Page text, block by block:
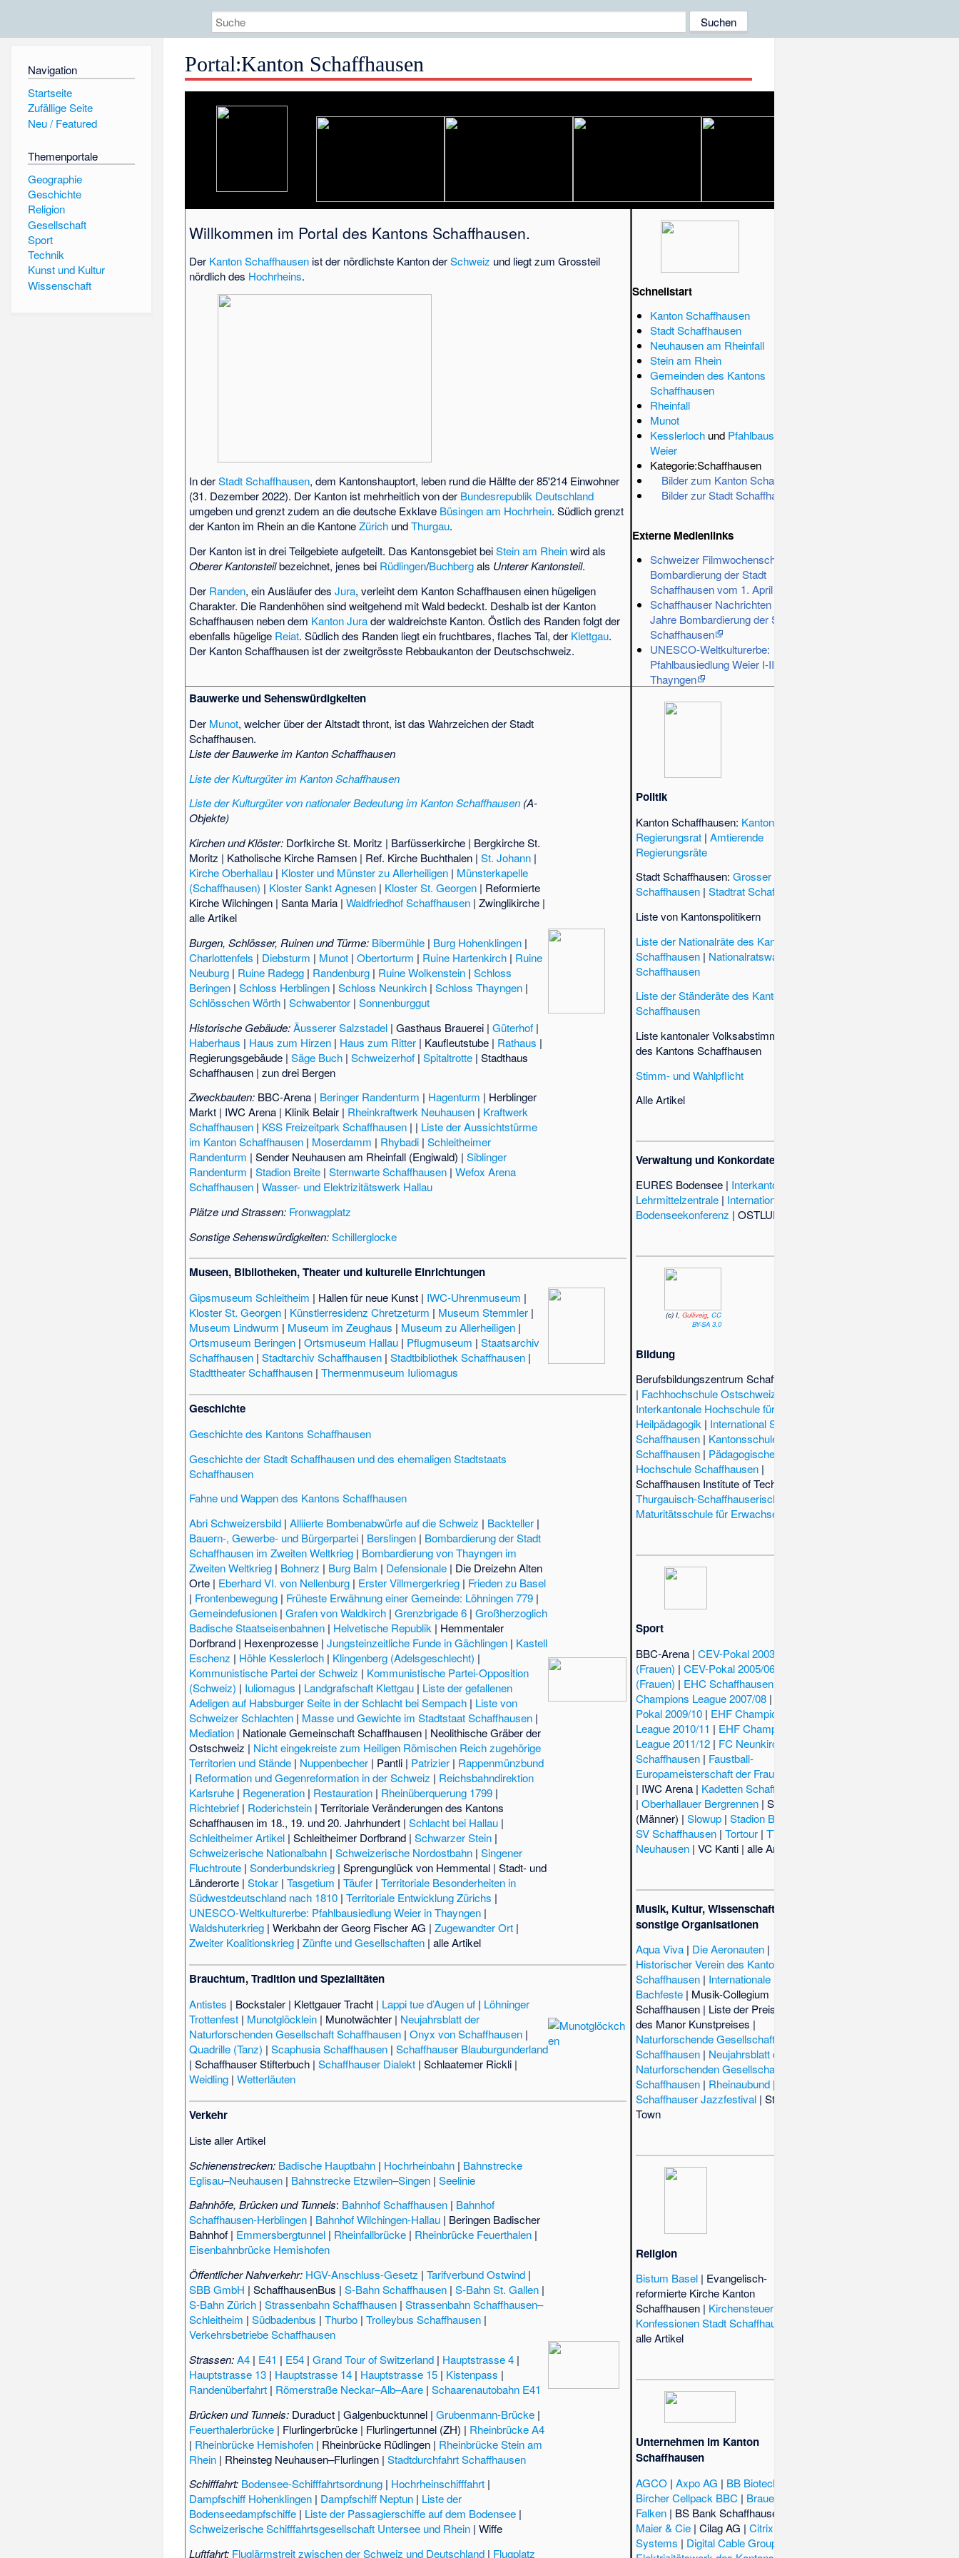
Navigation
Startseite
Zufällige Seite
Neu / Featured
Themenportale
Geographie
Geschichte
Religion
Gesellschaft
Sport
Technik
Kunst und Kultur
Wissenschaft
Portal:Kanton Schaffhausen
Willkommen im Portal des Kantons Schaffhausen.
Der Kanton Schaffhausen ist der nördlichste Kanton derSchweiz und liegt zum Grossteil
nördlich des Hochrheins.
In derStadt Schaffhausen, dem Kantonshauptort, leben rund die Hälfte der 85'214 Einwohner
(31. Dezember 2022). Der Kanton ist mehrheitlich von der Bundesrepublik Deutschland
umgeben und grenzt zudem an die deutsche Exklave Büsingen am Hochrhein. Südlich grenzt
der Kanton im Rhein an die KantoneZürich undThurgau.
Der Kanton ist in drei Teilgebiete aufgeteilt. Das Kantonsgebiet beiStein am Rheinwird als
Oberer Kantonsteilbezeichnet, jenes bei Rüdlingen/Buchbergals Unterer Kantonsteil.
Der Randen, ein Ausläufer desJura, verleiht dem Kanton Schaffhausen einen hügeligen
Charakter. Die Randenhöhen sind weitgehend mit Wald bedeckt. Deshalb ist der Kanton
Schaffhausen neben dem Kanton Jurader waldreichste Kanton. Östlich des Randen folgt der
ebenfalls hügelige Reiat. Südlich des Randen liegt ein fruchtbares, flaches Tal, der Klettgau.
Der Kanton Schaffhausen ist der zweitgrösste Rebbaukanton der Deutschschweiz.
Schnellstart
Kanton Schaffhausen
Stadt Schaffhausen
Neuhausen am Rheinfall
Stein am Rhein
Gemeinden des Kantons
Schaffhausen
Rheinfall
Munot
Kesslerlochund Pfahlbausiedlung
Weier
Kategorie:Schaffhausen
Bilder zum Kanton Schaffhausen
Bilder zur Stadt Schaffhausen
Externe Medienlinks
Schweizer Filmwochenschau:
Bombardierung der Stadt
Schaffhausen vom 1. April 1944
Schaffhauser Nachrichten 2014: 70
Jahre Bombardierung der Stadt
Schaffhausen
UNESCO-Weltkulturerbe:
Pfahlbausiedlung Weier I-III in
Thayngen
Bauwerke und Sehenswürdigkeiten
Der Munot, welcher über der Altstadt thront, ist das Wahrzeichen der Stadt
Schaffhausen.
Liste der Bauwerke im Kanton Schaffhausen
Liste der Kulturgüter im Kanton Schaffhausen
Liste der Kulturgüter von nationaler Bedeutung im Kanton Schaffhausen (A-
Objekte)
Kirchen und Klöster: Dorfkirche St. Moritz | Barfüsserkirche | Bergkirche St.
Moritz | Katholische Kirche Ramsen | Ref. Kirche Buchthalen |St. Johann |
Kirche Oberhallau | Kloster und Münster zu Allerheiligen | Münsterkapelle
(Schaffhausen) | Kloster Sankt Agnesen | Kloster St. Georgen | Reformierte
Kirche Wilchingen |Santa Maria |Waldfriedhof Schaffhausen |Zwinglikirche |
alle Artikel
Burgen, Schlösser, Ruinen und Türme: Bibermühle | Burg Hohenklingen |
Charlottenfels | Diebsturm | Munot |Obertorturm | Ruine Hartenkirch | Ruine
Neuburg | Ruine Radegg | Randenburg | Ruine Wolkenstein |Schloss
Beringen |Schloss Herblingen |Schloss Neunkirch |Schloss Thayngen |
Schlösschen Wörth |Schwabentor |Sonnenburggut
Historische Gebäude: Äusserer Salzstadel |Gasthaus Brauerei |Güterhof |
Haberhaus | Haus zum Hirzen | Haus zum Ritter | Kaufleutstube | Rathaus |
Regierungsgebäude |Säge Buch |Schweizerhof |Spitaltrotte |Stadthaus
Schaffhausen |zun drei Bergen
Zweckbauten: BBC-Arena | Beringer Randenturm | Hagenturm | Herblinger
Markt | IWC Arena | Klinik Belair | Rheinkraftwerk Neuhausen | Kraftwerk
Schaffhausen | KSS Freizeitpark Schaffhausen | | Liste der Aussichtstürme
im Kanton Schaffhausen | Moserdamm | Rhybadi |Schleitheimer
Randenturm |Sender Neuhausen am Rheinfall (Engiwald) |Siblinger
Randenturm |Stadion Breite |Sternwarte Schaffhausen |Wefox Arena
Schaffhausen |Wasser- und Elektrizitätswerk Hallau
Plätze und Strassen: Fronwagplatz
Sonstige Sehenswürdigkeiten: Schillerglocke
Museen, Bibliotheken, Theater und kulturelle Einrichtungen
Gipsmuseum Schleitheim | Hallen für neue Kunst | IWC-Uhrenmuseum |
Kloster St. Georgen | Künstlerresidenz Chretzeturm | Museum Stemmler |
Museum Lindwurm | Museum im Zeughaus | Museum zu Allerheiligen |
Ortsmuseum Beringen |Ortsmuseum Hallau | Pflugmuseum |Staatsarchiv
Schaffhausen |Stadtarchiv Schaffhausen |Stadtbibliothek Schaffhausen |
Stadttheater Schaffhausen |Thermenmuseum Iuliomagus
Geschichte
Geschichte des Kantons Schaffhausen
Geschichte der Stadt Schaffhausen und des ehemaligen Stadtstaats
Schaffhausen
Fahne und Wappen des Kantons Schaffhausen
Abri Schweizersbild |Alliierte Bombenabwürfe auf die Schweiz | Backteller |
Bauern-, Gewerbe- und Bürgerpartei | Berslingen | Bombardierung der Stadt
Schaffhausen im Zweiten Weltkrieg | Bombardierung von Thayngen im
Zweiten Weltkrieg | Bohnerz | Burg Balm | Defensionale | Die Dreizehn Alten
Orte | Eberhard VI. von Nellenburg | Erster Villmergerkrieg | Frieden zu Basel
| Frontenbewegung | Früheste Erwähnung einer Gemeinde: Löhningen 779 |
Gemeindefusionen |Grafen von Waldkirch |Grenzbrigade 6 |Großherzoglich
Badische Staatseisenbahnen | Helvetische Republik | Hemmentaler
Dorfbrand | Hexenprozesse |Jungsteinzeitliche Funde in Gächlingen | Kastell
Eschenz | Höhle Kesslerloch | Klingenberg (Adelsgeschlecht) |
Kommunistische Partei der Schweiz | Kommunistische Partei-Opposition
(Schweiz) | Iuliomagus | Landgrafschaft Klettgau | Liste der gefallenen
Adeligen auf Habsburger Seite in der Schlacht bei Sempach | Liste von
Schweizer Schlachten | Masse und Gewichte im Stadtstaat Schaffhausen |
Mediation | Nationale Gemeinschaft Schaffhausen | Neolithische Gräber der
Ostschweiz | Nicht eingekreiste zum Heiligen Römischen Reich zugehörige
Territorien und Stände | Nuppenbecher | Pantli | Patrizier | Rappenmünzbund
| Reformation und Gegenreformation in der Schweiz | Reichsbahndirektion
Karlsruhe | Regeneration | Restauration | Rheinüberquerung 1799 |
Richtebrief | Roderichstein |Territoriale Veränderungen des Kantons
Schaffhausen im 18., 19. und 20. Jahrhundert |Schlacht bei Hallau |
Schleitheimer Artikel |Schleitheimer Dorfbrand |Schwarzer Stein |
Schweizerische Nationalbahn |Schweizerische Nordostbahn |Singener
Fluchtroute |Sonderbundskrieg |Sprengunglück von Hemmental |Stadt- und
Länderorte |Stokar |Tasgetium |Täufer |Territoriale Besonderheiten in
Südwestdeutschland nach 1810 |Territoriale Entwicklung Zürichs |
UNESCO-Weltkulturerbe: Pfahlbausiedlung Weier in Thayngen |
Waldshuterkrieg |Werkbahn der Georg Fischer AG |Zugewandter Ort |
Zweiter Koalitionskrieg |Zünfte und Gesellschaften |alle Artikel
Brauchtum, Tradition und Spezialitäten
Antistes | Bockstaler | Klettgauer Tracht | Lappi tue d’Augen uf | Löhninger
Trottenfest | Munotglöcklein | Munotwächter | Neujahrsblatt der
Naturforschenden Gesellschaft Schaffhausen |Onyx von Schaffhausen |
Quadrille (Tanz) |Scaphusia Schaffhausen |Schaffhauser Blauburgunderland
|Schaffhauser Stifterbuch |Schaffhauser Dialekt |Schlaatemer Rickli |
Weidling |Wetterläuten
Verkehr
Liste aller Artikel
Schienenstrecken: Badische Hauptbahn | Hochrheinbahn | Bahnstrecke
Eglisau–Neuhausen | Bahnstrecke Etzwilen–Singen |Seelinie
Bahnhöfe, Brücken und Tunnels: Bahnhof Schaffhausen | Bahnhof
Schaffhausen-Herblingen | Bahnhof Wilchingen-Hallau | Beringen Badischer
Bahnhof | Emmersbergtunnel | Rheinfallbrücke | Rheinbrücke Feuerthalen |
Eisenbahnbrücke Hemishofen
Öffentlicher Nahverkehr: HGV-Anschluss-Gesetz |Tarifverbund Ostwind |
SBB GmbH |SchaffhausenBus |S-Bahn Schaffhausen |S-Bahn St. Gallen |
S-Bahn Zürich |Strassenbahn Schaffhausen |Strassenbahn Schaffhausen–
Schleitheim |Südbadenbus |Thurbo |Trolleybus Schaffhausen |
Verkehrsbetriebe Schaffhausen
Strassen: A4 | E41 | E54 |Grand Tour of Switzerland | Hauptstrasse 4 |
Hauptstrasse 13 | Hauptstrasse 14 | Hauptstrasse 15 | Kistenpass |
Randenüberfahrt | Römerstraße Neckar–Alb–Aare |Schaarenautobahn E41
Brücken und Tunnels: Duraduct |Galgenbucktunnel |Grubenmann-Brücke |
Feuerthalerbrücke | Flurlingerbrücke | Flurlingertunnel (ZH) | Rheinbrücke A4
| Rheinbrücke Hemishofen | Rheinbrücke Rüdlingen | Rheinbrücke Stein am
Rhein | Rheinsteg Neuhausen–Flurlingen |Stadtdurchfahrt Schaffhausen
Schifffahrt: Bodensee-Schifffahrtsordnung | Hochrheinschifffahrt |
Dampfschiff Hohenklingen | Dampfschiff Neptun | Liste der
Bodenseedampfschiffe | Liste der Passagierschiffe auf dem Bodensee |
Schweizerische Schifffahrtsgesellschaft Untersee und Rhein |Wiffe
Luftfahrt: Fluglärmstreit zwischen der Schweiz und Deutschland | Flugplatz
Politik
Kanton Schaffhausen: Kantonsrat
Regierungsrat |Amtierende
Regierungsräte
Stadt Schaffhausen:Grosser Stadtrat
Schaffhausen |Stadtrat Schaffhausen
Liste von Kantonspolitikern
Liste der Nationalräte des Kantons
Schaffhausen | Nationalratswahlkreis
Schaffhausen
Liste der Ständeräte des Kantons
Schaffhausen
Liste kantonaler Volksabstimmungen
des Kantons Schaffhausen
Stimm- und Wahlpflicht
Alle Artikel
Verwaltung und Konkordate
EURES Bodensee | Interkantonale
Lehrmittelzentrale | Internationale
Bodenseekonferenz |OSTLUFT
(c) I,Gulliveig,CC
BY-SA 3.0
Bildung
Berufsbildungszentrum Schaffhausen
| Fachhochschule Ostschweiz
Interkantonale Hochschule für
Heilpädagogik | International School of
Schaffhausen | Kantonsschule
Schaffhausen | Pädagogische
Hochschule Schaffhausen |
Schaffhausen Institute of Technology
Thurgauisch-Schaffhauserische
Maturitätsschule für Erwachsene
Sport
BBC-Arena |CEV-Pokal 2003/04
(Frauen) |CEV-Pokal 2005/06
(Frauen) | EHC Schaffhausen
Champions League 2007/08 |
Pokal 2009/10 | EHF Champions
League 2010/11 | EHF Champions
League 2011/12 | FC Neunkirch
Schaffhausen | Faustball-
Europameisterschaft der Frauen 2000
| IWC Arena | Kadetten Schaffhausen
|Oberhallauer Bergrennen |SHV-Cup
(Männer) |Slowup |Stadion Breite
SV Schaffhausen |Tortour |TTC
Neuhausen |VC Kanti |alle Artikel
Musik, Kultur, Wissenschaft und
sonstige Organisationen
Aqua Viva | Die Aeronauten |
Historischer Verein des Kantons
Schaffhausen | Internationale
Bachfeste | Musik-Collegium
Schaffhausen | Liste der Preisträger
des Manor Kunstpreises |
Naturforschende Gesellschaft
Schaffhausen | Neujahrsblatt der
Naturforschenden Gesellschaft
Schaffhausen | Rheinaubund |
Schaffhauser Jazzfestival |Stars in
Town
Religion
Bistum Basel | Evangelisch-
reformierte Kirche Kanton
Schaffhausen | Kirchensteuer
Konfessionen Stadt Schaffhausen
alle Artikel
Unternehmen im Kanton
Schaffhausen
AGCO |Axpo AG | BB Biotech
Bircher Cellpack BBC | Brauerei
Falken | BS Bank Schaffhausen
Maier & Cie |Cilag AG |Citrix
Systems | Digital Cable Group